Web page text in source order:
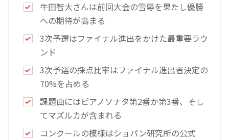
牛田智大さんは前回大会の雪辱を果たし優勝
への期待が高まる
3次予選はファイナル進出をかけた最重要ラウ
ンド
3次予選の採点比率はファイナル進出者決定の
70%を占める
課題曲にはピアノソナタ第2番か第3番、そし
てマズルカが含まれる
コンクールの模様はショパン研究所の公式